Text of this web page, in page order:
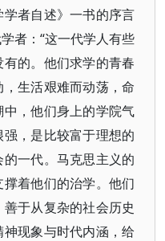
者自述》一书的序言
者：“这一代学人有些
的。他们求学的青春
生活艰难而动荡，命
，他们身上的学院气
，是比较富于理想的
一代。马克思主义的
着他们的治学。他们
于从复杂的社会历史
现象与时代内涵，给